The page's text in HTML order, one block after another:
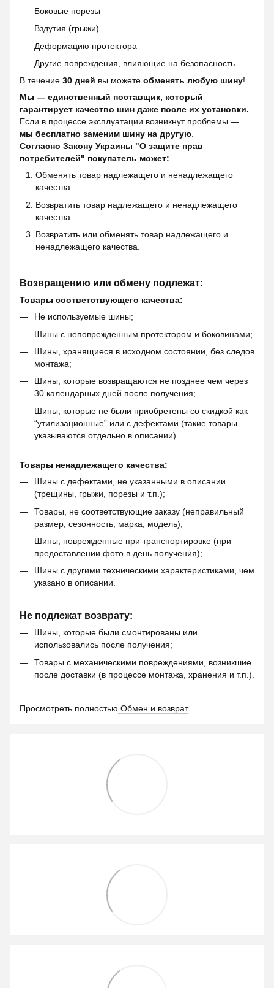
Боковые порезы
Вздутия (грыжи)
Деформацию протектора
Другие повреждения, влияющие на безопасность
В течение 30 дней вы можете обменять любую шину!
Мы — единственный поставщик, который
гарантирует качество шин даже после их установки.
Если в процессе эксплуатации возникнут проблемы —
мы бесплатно заменим шину на другую.
Согласно Закону Украины "О защите прав
потребителей" покупатель может:
Обменять товар надлежащего и ненадлежащего
качества.
Возвратить товар надлежащего и ненадлежащего
качества.
Возвратить или обменять товар надлежащего и
ненадлежащего качества.
Возвращению или обмену подлежат:
Товары соответствующего качества:
Не используемые шины;
Шины с неповрежденным протектором и боковинами;
Шины, хранящиеся в исходном состоянии, без следов
монтажа;
Шины, которые возвращаются не позднее чем через
30 календарных дней после получения;
Шины, которые не были приобретены со скидкой как
“утилизационные” или с дефектами (такие товары
указываются отдельно в описании).
Товары ненадлежащего качества:
Шины с дефектами, не указанными в описании
(трещины, грыжи, порезы и т.п.);
Товары, не соответствующие заказу (неправильный
размер, сезонность, марка, модель);
Шины, поврежденные при транспортировке (при
предоставлении фото в день получения);
Шины с другими техническими характеристиками, чем
указано в описании.
Не подлежат возврату:
Шины, которые были смонтированы или
использовались после получения;
Товары с механическими повреждениями, возникшие
после доставки (в процессе монтажа, хранения и т.п.).
Просмотреть полностью Обмен и возврат